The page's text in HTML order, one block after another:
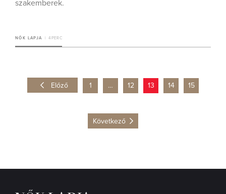
szakemberek.
NŐK LAPJA 4 PERC
Előző 1 … 12 13 14 15
Következő